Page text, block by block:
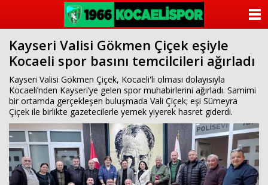
Kayseri Valisi Gökmen Çiçek eşiyle
Kocaeli spor basını temcilcileri ağırladı
Kayseri Valisi Gökmen Çiçek, Kocaeli'li olması dolayısıyla
Kocaeli’nden Kayseri’ye gelen spor muhabirlerini ağırladı. Samimi
bir ortamda gerçekleşen buluşmada Vali Çiçek; eşi Sümeyra
Çiçek ile birlikte gazetecilerle yemek yiyerek hasret giderdi.
ANASAYFA
KATEGORİLER
ANKETLER
FOTO GALERİ
VİDEO GALERİ